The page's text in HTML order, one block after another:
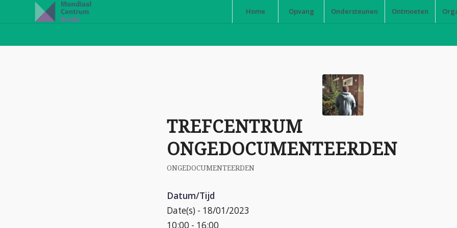
Home Opvang Ondersteunen Ontmoeten
TREFCENTRUM
ONGEDOCUMENTEERDEN
ONGEDOCUMENTEERDEN
Datum/Tijd
Date(s) - 18/01/2023
10:00 - 16:00